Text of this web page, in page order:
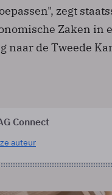
zegt
Zaken in
naar de Tweede
Connect
auteur